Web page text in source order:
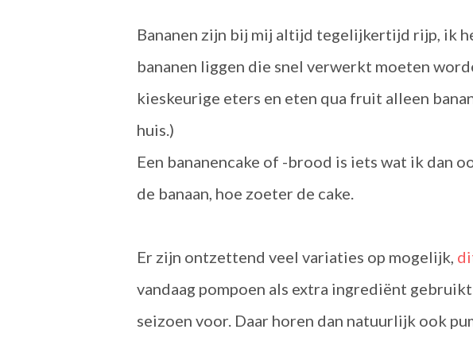
Bananen zijn bij mij altijd tegelijkertijd rijp, ik
bananen liggen die snel verwerkt moeten
kieskeurige eters en eten qua fruit alleen
huis.)
Een bananencake of -brood is iets wat ik dan
de banaan, hoe zoeter de cake.
Er zijn ontzettend veel variaties op mogelijk,
vandaag pompoen als extra ingrediënt
seizoen voor. Daar horen dan natuurlijk ook